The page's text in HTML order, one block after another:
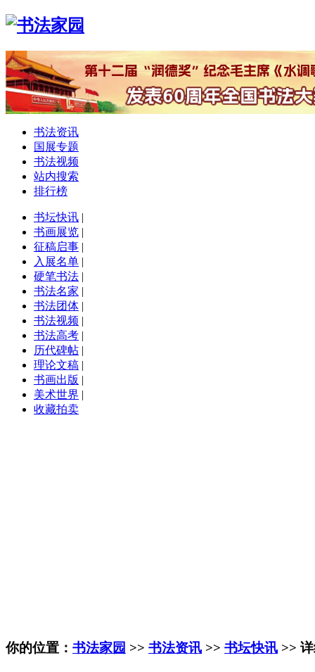
书法资讯
国展专题
书法视频
站内搜索
排行榜
书坛快讯 |
书画展览 |
征稿启事 |
入展名单 |
硬笔书法 |
书法名家 |
书法团体 |
书法视频 |
书法高考 |
历代碑帖 |
理论文稿 |
书画出版 |
美术世界 |
收藏拍卖
你的位置： 书法家园 >> 书法资讯 >> 书坛快讯 >>